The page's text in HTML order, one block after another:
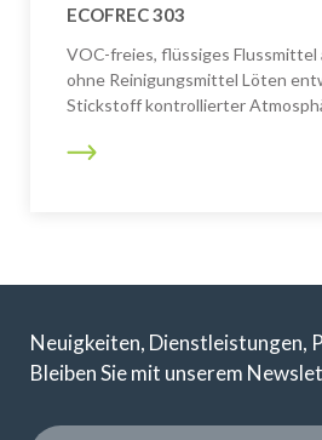
ECOFREC 303
VOC-freies, flüssiges Flussmittel
ohne Reinigungsmittel Löten
Stickstoff kontrollierter
Neuigkeiten, Dienstleistungen,
Bleiben Sie mit unserem